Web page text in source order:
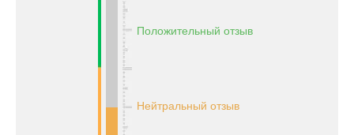
Положительный отзыв
Нейтральный отзыв